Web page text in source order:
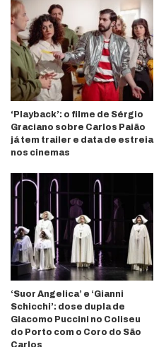
‘Playback’: o filme de Sérgio
Graciano sobre Carlos Paião
já tem trailer e data de estreia
nos cinemas
‘Suor Angelica’ e ‘Gianni
Schicchi’: dose dupla de
Giacomo Puccini no Coliseu
do Porto com o Coro do São
Carlos